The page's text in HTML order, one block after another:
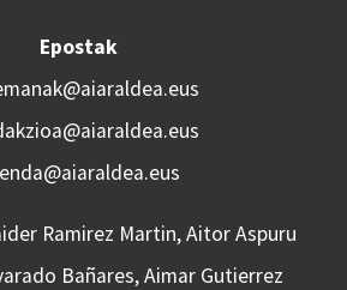
Epostak
Ramirez Martin, Aitor Aspuru
Bañares, Aimar Gutierrez